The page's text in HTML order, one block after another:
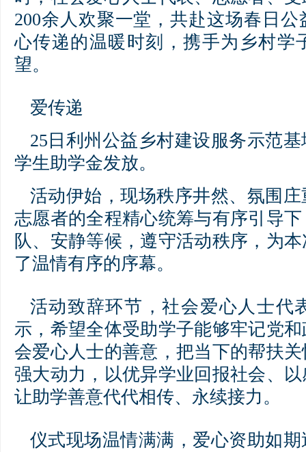
200余人欢聚一堂，共赴这场春日
心传递的温暖时刻，携手为乡村学
望。
爱传递
25日利州公益乡村建设服务示范
学生助学金发放。
活动伊始，现场秩序井然、氛围
志愿者的全程精心统筹与有序引导
队、安静等候，遵守活动秩序，为
了温情有序的序幕。
活动致辞环节，社会爱心人士代
示，希望全体受助学子能够牢记党
会爱心人士的善意，把当下的帮扶
强大动力，以优异学业回报社会、
让助学善意代代相传、永续接力。
仪式现场温情满满，爱心资助如